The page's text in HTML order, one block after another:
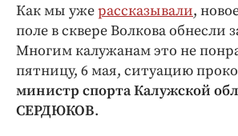
Медиаперсона
Интересное чтиво
Клиника года
Бренд года
Как мы ужерассказывали,
поле в сквере Волкова обнесли
Многим калужанам это не
пятницу, 6 мая, ситуацию
министр спорта Калужской
СЕРДЮКОВ.